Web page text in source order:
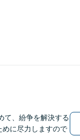
て、紛争を解決する
に尽力しますので